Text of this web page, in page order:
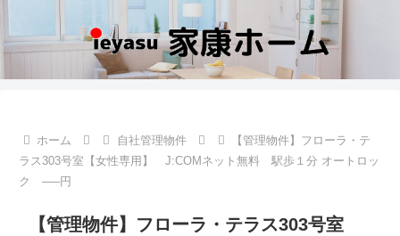
ホーム 自社管理物件
【管理物件】フローラ・テ
ラス303号室【女性専用】 J:COMネット無料 駅歩１分 オートロッ
ク —–円
【管理物件】フローラ・テラス303号室